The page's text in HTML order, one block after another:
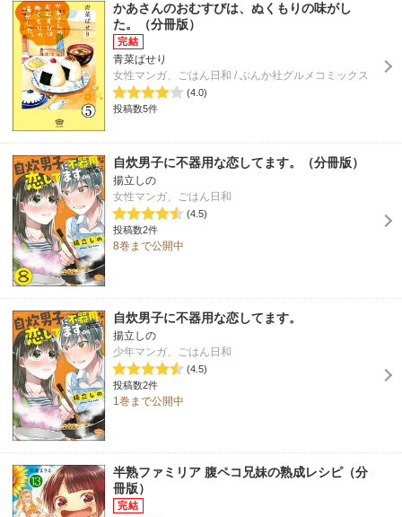
かあさんのおむすびは、ぬくもりの味がし
た。（分冊版）
青菜ぱせり
女性マンガ、ごはん日和 / ぶんか社グルメコミックス
(4.0)
投稿数5件
自炊男子に不器用な恋してます。（分冊版）
揚立しの
女性マンガ、ごはん日和
(4.5)
投稿数2件
8巻まで公開中
自炊男子に不器用な恋してます。
揚立しの
少年マンガ、ごはん日和
(4.5)
投稿数2件
1巻まで公開中
半熟ファミリア 腹ペコ兄妹の熟成レシピ（分
冊版）